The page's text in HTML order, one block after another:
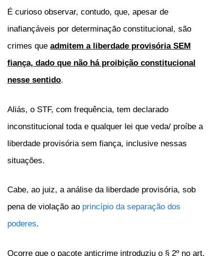
É curioso observar, contudo, que, apesar de
inafiançáveis por determinação constitucional, são
crimes que admitem a liberdade provisória SEM
fiança, dado que não há proibição constitucional
nesse sentido.
Aliás, o STF, com frequência, tem declarado
inconstitucional toda e qualquer lei que veda/ proíbe a
liberdade provisória sem fiança, inclusive nessas
situações.
Cabe, ao juiz, a análise da liberdade provisória, sob
pena de violação ao princípio da separação dos
poderes.
Ocorre que o pacote anticrime introduziu o § 2º no art.